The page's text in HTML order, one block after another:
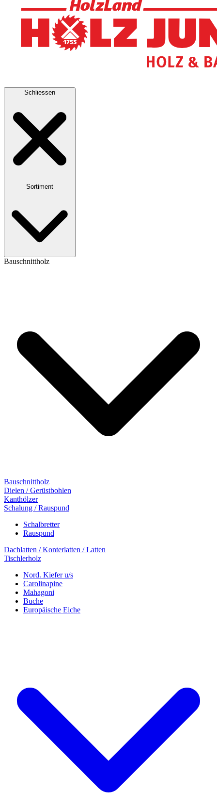
Schliessen
Sortiment
Bauschnittholz
Bauschnittholz
Dielen / Gerüstbohlen
Kanthölzer
Schalung / Rauspund
Schalbretter
Rauspund
Dachlatten / Konterlatten / Latten
Tischlerholz
Nord. Kiefer u/s
Carolinapine
Mahagoni
Buche
Europäische Eiche